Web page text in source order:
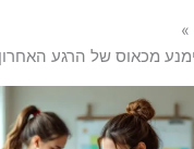
מכאוס של הרגע האחרון